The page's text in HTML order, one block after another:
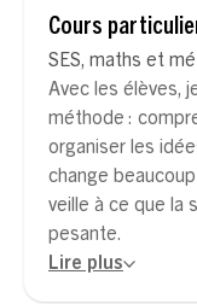
Cours
SES, maths et
Avec les élèves,
méthode :
organiser les
change
veille à ce que la
pesante.
Lire plus